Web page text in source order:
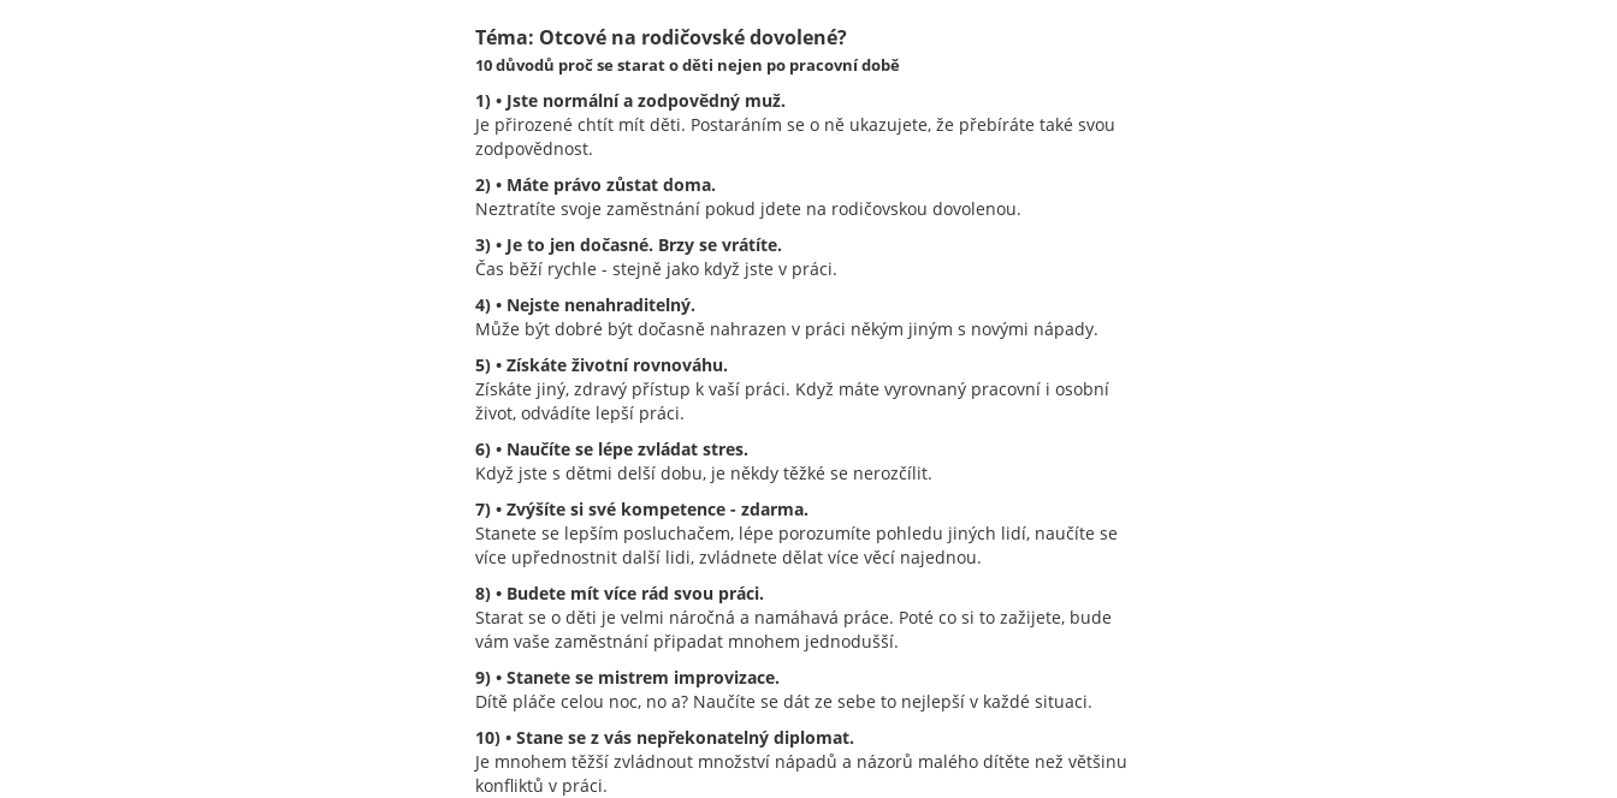
Téma: Otcové na rodičovské dovolené?
10 důvodů proč se starat o děti nejen po pracovní době
1) • Jste normální a zodpovědný muž.
Je přirozené chtít mít děti. Postaráním se o ně ukazujete, že přebíráte také svou
zodpovědnost.
2) • Máte právo zůstat doma.
Neztratíte svoje zaměstnání pokud jdete na rodičovskou dovolenou.
3) • Je to jen dočasné. Brzy se vrátíte.
Čas běží rychle - stejně jako když jste v práci.
4) • Nejste nenahraditelný.
Může být dobré být dočasně nahrazen v práci někým jiným s novými nápady.
5) • Získáte životní rovnováhu.
Získáte jiný, zdravý přístup k vaší práci. Když máte vyrovnaný pracovní i osobní
život, odvádíte lepší práci.
6) • Naučíte se lépe zvládat stres.
Když jste s dětmi delší dobu, je někdy těžké se nerozčílit.
7) • Zvýšíte si své kompetence - zdarma.
Stanete se lepším posluchačem, lépe porozumíte pohledu jiných lidí, naučíte se
více upřednostnit další lidi, zvládnete dělat více věcí najednou.
8) • Budete mít více rád svou práci.
Starat se o děti je velmi náročná a namáhavá práce. Poté co si to zažijete, bude
vám vaše zaměstnání připadat mnohem jednodušší.
9) • Stanete se mistrem improvizace.
Dítě pláče celou noc, no a? Naučíte se dát ze sebe to nejlepší v každé situaci.
10) • Stane se z vás nepřekonatelný diplomat.
Je mnohem těžší zvládnout množství nápadů a názorů malého dítěte než většinu
konfliktů v práci.